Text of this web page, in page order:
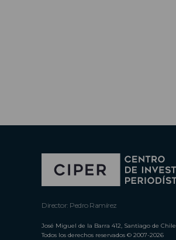
Director: Pedro Ramírez
José Miguel de la Barra 412, Santiago de Chile
Todos los derechos reservados © 2007-2026